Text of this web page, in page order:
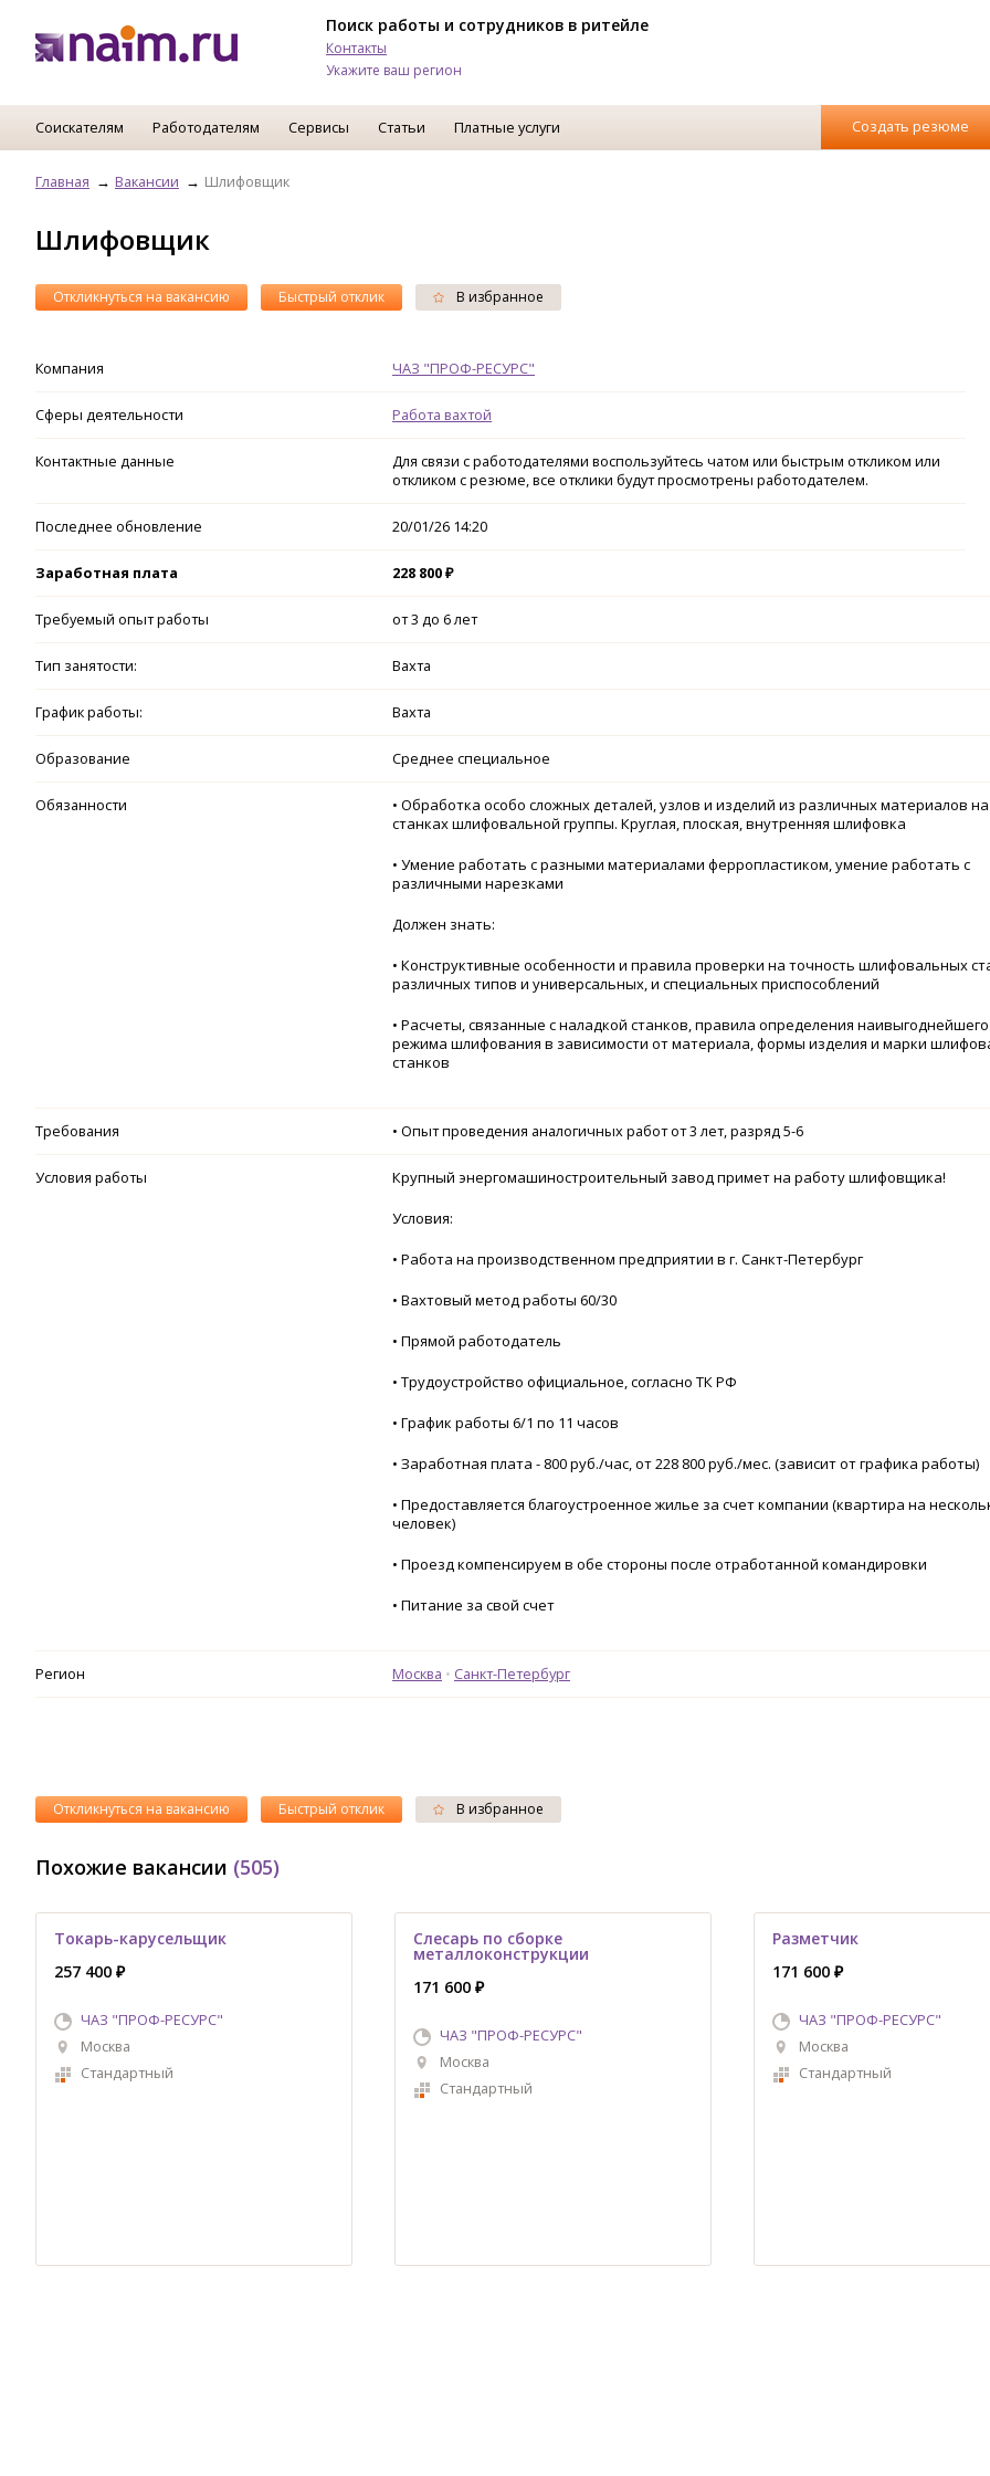
Поиск работы и сотрудников в ритейле
Контакты
Укажите ваш регион
Соискателям Работодателям Сервисы Статьи Платные услуги Создать резюме
Главная Вакансии Шлифовщик
Шлифовщик
Откликнуться на вакансию Быстрый отклик В избранное
Компания ЧАЗ "ПРОФ-РЕСУРС"
Сферы деятельности Работа вахтой
Контактные данные
Для связи с работодателями воспользуйтесь чатом или быстрым откликом или
откликом с резюме, все отклики будут просмотрены работодателем.
Последнее обновление 20/01/26 14:20
Заработная плата 228 800 ₽
Требуемый опыт работы от 3 до 6 лет
Тип занятости: Вахта
График работы: Вахта
Образование Среднее специальное
Обязанности
• Обработка особо сложных деталей, узлов и изделий из различных материалов на
станках шлифовальной группы. Круглая, плоская, внутренняя шлифовка
• Умение работать с разными материалами ферропластиком, умение работать с
различными нарезками
Должен знать:
• Конструктивные особенности и правила проверки на точность шлифовальных
различных типов и универсальных, и специальных приспособлений
• Расчеты, связанные с наладкой станков, правила определения наивыгоднейшего
режима шлифования в зависимости от материала, формы изделия и марки
станков
Требования • Опыт проведения аналогичных работ от 3 лет, разряд 5-6
Условия работы Крупный энергомашиностроительный завод примет на работу шлифовщика!
Условия:
• Работа на производственном предприятии в г. Санкт-Петербург
• Вахтовый метод работы 60/30
• Прямой работодатель
• Трудоустройство официальное, согласно ТК РФ
• График работы 6/1 по 11 часов
• Заработная плата - 800 руб./час, от 228 800 руб./мес. (зависит от графика работы)
• Предоставляется благоустроенное жилье за счет компании (квартира на
человек)
• Проезд компенсируем в обе стороны после отработанной командировки
• Питание за свой счет
Регион Москва Санкт-Петербург
Откликнуться на вакансию Быстрый отклик В избранное
Похожие вакансии (505)
Токарь-карусельщик
257 400 ₽
ЧАЗ "ПРОФ-РЕСУРС"
Москва
Стандартный
Слесарь по сборке
металлоконструкции
171 600 ₽
ЧАЗ "ПРОФ-РЕСУРС"
Москва
Стандартный
Разметчик
171 600 ₽
ЧАЗ "ПРОФ-РЕСУРС"
Москва
Стандартный